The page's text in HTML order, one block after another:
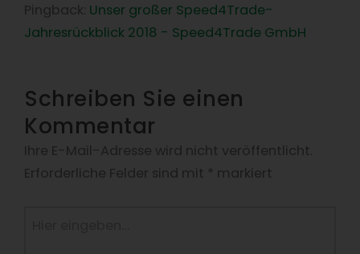
Pingback: Unser großer Speed4Trade-
Jahresrückblick 2018 - Speed4Trade GmbH
Schreiben Sie einen
Kommentar
Ihre E-Mail-Adresse wird nicht veröffentlicht.
Erforderliche Felder sind mit
markiert